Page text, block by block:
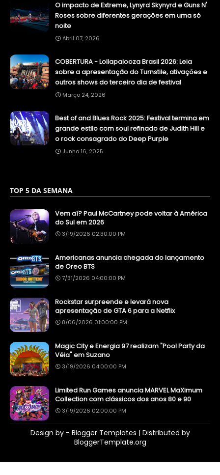
O impacto de Extreme, Lynyrd Skynyrd e Guns N'
Roses sobre diferentes gerações em uma só
noite
Abril 07, 2026
COBERTURA - Lollapalooza Brasil 2026: Leia
sobre a apresentação do Turnstile, ativações e
outros shows do terceiro dia de festival
Março 24, 2026
Best of and Blues Rock 2025: Festival termina em
grande estilo com soul refinado de Judith Hill e
o rock consagrado do Deep Purple
Junho 16, 2025
TOP 5 DA SEMANA
Vem aí? Paul McCartney pode voltar à América
do Sul em 2026
3/19/2026 02:30:00 PM
Americanas anuncia chegada do lançamento
de Oreo BTS
7/31/2026 04:00:00 PM
Rockstar surpreende e levará nova
apresentação de GTA 6 para a Netflix
8/06/2026 01:00:00 PM
Magic City e Energia 97 realizam "Pool Party da
Véia" em Suzano
3/19/2026 04:00:00 PM
Limited Run Games anuncia MARVEL MaXimum
Collection com clássicos dos anos 80 e 90
3/19/2026 02:00:00 PM
Design by - Blogger Templates | Distributed by
BloggerTemplate.org